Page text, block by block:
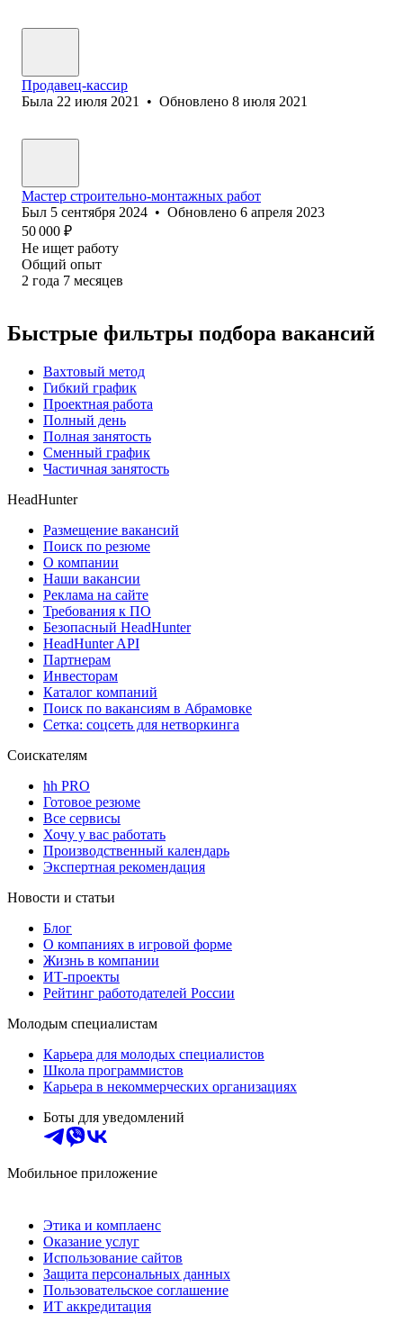
Продавец-кассир
Была 22 июля 2021 • Обновлено 8 июля 2021
Мастер строительно-монтажных работ
Был 5 сентября 2024 • Обновлено 6 апреля 2023
50 000 ₽
Не ищет работу
Общий опыт
2 года 7 месяцев
Быстрые фильтры подбора вакансий
Вахтовый метод
Гибкий график
Проектная работа
Полный день
Полная занятость
Сменный график
Частичная занятость
HeadHunter
Размещение вакансий
Поиск по резюме
О компании
Наши вакансии
Реклама на сайте
Требования к ПО
Безопасный HeadHunter
HeadHunter API
Партнерам
Инвесторам
Каталог компаний
Поиск по вакансиям в Абрамовке
Сетка: соцсеть для нетворкинга
Соискателям
hh PRO
Готовое резюме
Все сервисы
Хочу у вас работать
Производственный календарь
Экспертная рекомендация
Новости и статьи
Блог
О компаниях в игровой форме
Жизнь в компании
ИТ-проекты
Рейтинг работодателей России
Молодым специалистам
Карьера для молодых специалистов
Школа программистов
Карьера в некоммерческих организациях
Боты для уведомлений
Мобильное приложение
Этика и комплаенс
Оказание услуг
Использование сайтов
Защита персональных данных
Пользовательское соглашение
ИТ аккредитация